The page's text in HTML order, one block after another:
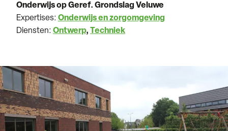
Onderwijs op Geref. Grondslag Veluwe
Expertises: Onderwijs en zorgomgeving
Diensten: Ontwerp Techniek